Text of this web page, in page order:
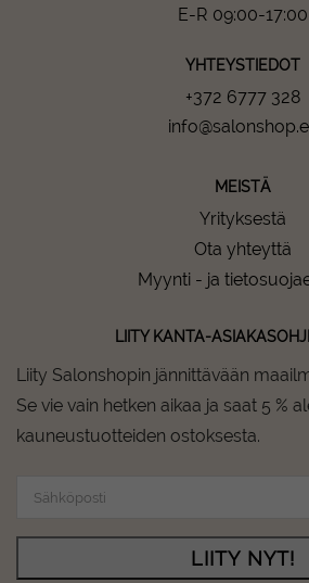
E-R 09:00-17:00
YHTEYSTIEDOT
+372 6777 328
MEISTÄ
Yrityksestä
Ota yhteyttä
Myynti - ja
LIITY KANTA-
Liity Salonshopin jännittävään
Se vie vain hetken aikaa ja saat 5 %
kauneustuotteiden ostoksesta.
LIITY NYT!